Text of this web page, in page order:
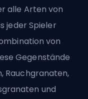
alle Arten von
jeder Spieler
von
Gegenstände
Rauchgranaten,
und